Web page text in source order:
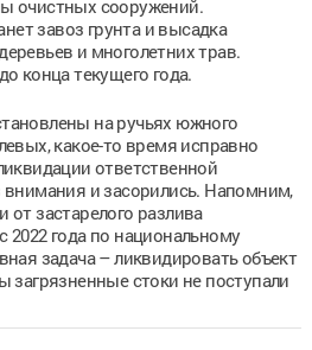
очистных сооружений.
завоз грунта и высадка
и многолетних трав.
конца текущего года.
на ручьях южного
какое-то время исправно
ответственной
внимания и засорились. Напомним,
застарелого разлива
2022 года по национальному
задача – ликвидировать объект
загрязненные стоки не поступали